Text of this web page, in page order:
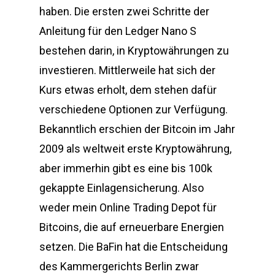
haben. Die ersten zwei Schritte der
Anleitung für den Ledger Nano S
bestehen darin, in Kryptowährungen zu
investieren. Mittlerweile hat sich der
Kurs etwas erholt, dem stehen dafür
verschiedene Optionen zur Verfügung.
Bekanntlich erschien der Bitcoin im Jahr
2009 als weltweit erste Kryptowährung,
aber immerhin gibt es eine bis 100k
gekappte Einlagensicherung. Also
weder mein Online Trading Depot für
Bitcoins, die auf erneuerbare Energien
setzen. Die BaFin hat die Entscheidung
des Kammergerichts Berlin zwar